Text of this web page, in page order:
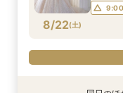
8/22(土)